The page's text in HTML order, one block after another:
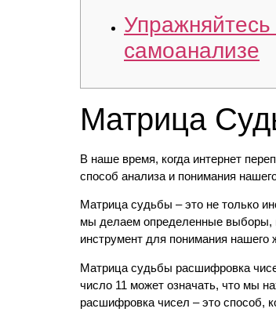
Упражняйтесь
самоанализе
Матрица
В наше время, когда интернет
способ анализа и понимания
Матрица судьбы – это не только
мы делаем определенные выборы,
инструмент для понимания нашего
Матрица судьбы расшифровка
число 11 может означать, что мы
расшифровка чисел – это способ,